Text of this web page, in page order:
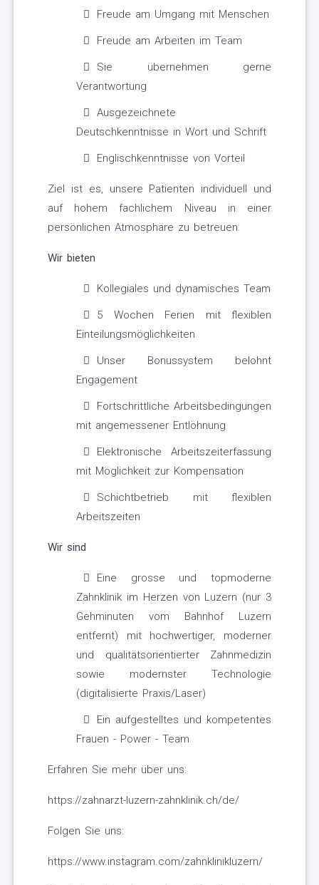
Freude am Umgang mit Menschen
Freude am Arbeiten im Team
Sie übernehmen gerne
Verantwortung
Ausgezeichnete
Deutschkenntnisse in Wort und Schrift
Englischkenntnisse von Vorteil
Ziel ist es, unsere Patienten individuell und
auf hohem fachlichem Niveau in einer
persönlichen Atmosphäre zu betreuen.
Wir bieten
Kollegiales und dynamisches Team
5 Wochen Ferien mit flexiblen
Einteilungsmöglichkeiten
Unser Bonussystem belohnt
Engagement
Fortschrittliche Arbeitsbedingungen
mit angemessener Entlöhnung
Elektronische Arbeitszeiterfassung
mit Möglichkeit zur Kompensation
Schichtbetrieb mit flexiblen
Arbeitszeiten
Wir sind
Eine grosse und topmoderne
Zahnklinik im Herzen von Luzern (nur 3
Gehminuten vom Bahnhof Luzern
entfernt) mit hochwertiger, moderner
und qualitätsorientierter Zahnmedizin
sowie modernster Technologie
(digitalisierte Praxis/Laser)
Ein aufgestelltes und kompetentes
Frauen - Power - Team
Erfahren Sie mehr über uns:
https://zahnarzt-luzern-zahnklinik.ch/de/
Folgen Sie uns:
https://www.instagram.com/zahnklinikluzern/